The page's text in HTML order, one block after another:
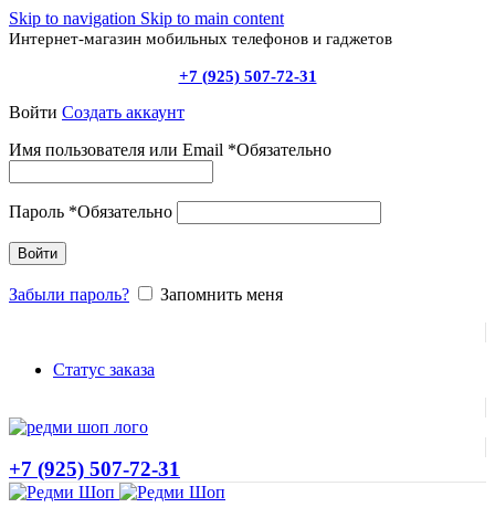
Skip to navigation Skip to main content
Интернет-магазин мобильных телефонов и гаджетов
+7 (925) 507-72-31
Войти Создать аккаунт
Имя пользователя или Email *Обязательно
Пароль *Обязательно
Войти
Забыли пароль? Запомнить меня
Статус заказа
+7 (925) 507-72-31